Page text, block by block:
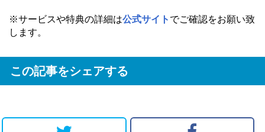
※サービスや特典の詳細は公式サイト でご確認をお願い致
します。
この記事をシェアする